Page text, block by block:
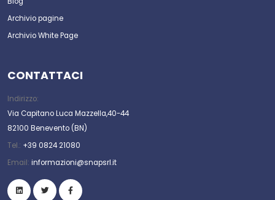
Archivio pagine
Archivio White Page
CONTATTACI
Indirizzo:
Via Capitano Luca Mazzella,40-44
82100 Benevento (BN)
Tel.: +39 0824 21080
Email: informazioni@snapsrl.it